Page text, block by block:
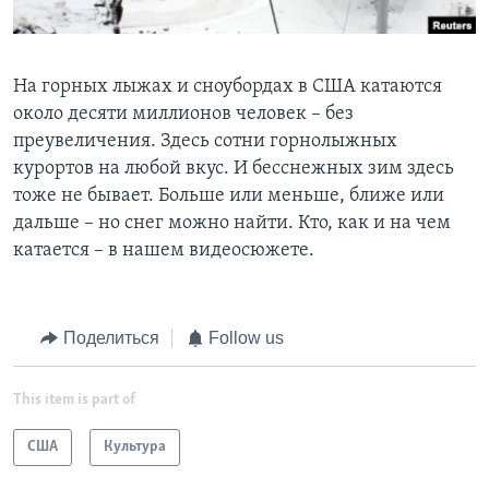
Learning English
СОЦИАЛЬНЫЕ СЕТИ
Языки
На горных лыжах и сноубордах в США катаются
около десяти миллионов человек – без
преувеличения. Здесь сотни горнолыжных
курортов на любой вкус. И бесснежных зим здесь
тоже не бывает. Больше или меньше, ближе или
дальше – но снег можно найти. Кто, как и на чем
катается – в нашем видеосюжете.
Поделиться Follow us
This item is part of
США Культура